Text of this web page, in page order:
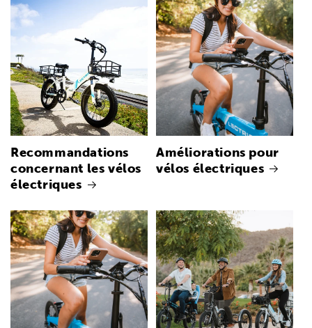
Recommandations
concernant les vélos
électriques
Améliorations pour
vélos électriques